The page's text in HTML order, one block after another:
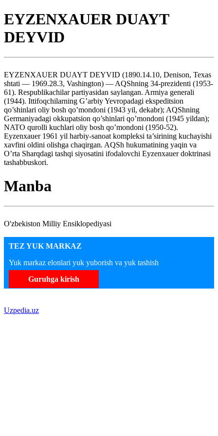
EYZENXAUER DUAYT
DEYVID
EYZENXAUER DUAYT DEYVID (1890.14.10, Denison, Texas
shtati — 1969.28.3, Vashington) — AQShning 34-prezidenti (1953-
61). Respublikachilar partiyasidan saylangan. Armiya generali
(1944). Ittifoqchilarning G’arbiy Yevropadagi ekspeditsion
qo’shinlari oliy bosh qo’mondoni (1943 yil, dekabr); AQShning
Germaniyadagi okkupatsion qo’shinlari qo’mondoni (1945 yildan);
NATO qurolli kuchlari oliy bosh qo’mondoni (1950-52).
Eyzenxauer 1961 yil harbiy-sanoat kompleksi ta’sirining kuchayishi
xavfini oldini olishga chaqirgan. AQSh hukumatining yaqin va
O’rta Sharqdagi tashqi siyosatini ifodalovchi Eyzenxauer doktrinasi
tashabbuskori.
Manba
O'zbekiston Milliy Ensiklopediyasi
TEZ YUK MARKAZ
Yuk markaz elonlari yuk yuborish va yuk tashish
Guruhga kirish
Uzpedia.uz